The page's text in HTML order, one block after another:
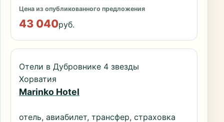
Цена из опубликованного предложения
43 040руб.
Отели в Дубровнике 4 звезды
Хорватия
Marinko Hotel
отель, авиабилет, трансфер, страховка